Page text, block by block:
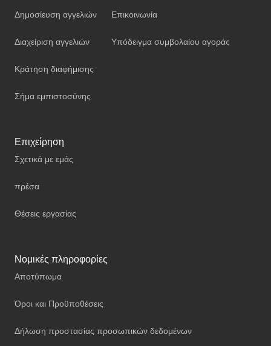
Δημοσίευση αγγελιών
Διαχείριση αγγελιών
Κράτηση διαφήμισης
Σήμα εμπιστοσύνης
Επικοινωνία
Υπόδειγμα συμβολαίου αγοράς
Επιχείρηση
Σχετικά με εμάς
πρέσα
Θέσεις εργασίας
Νομικές πληροφορίες
Αποτύπωμα
Όροι και Προϋποθέσεις
Δήλωση προστασίας προσωπικών δεδομένων